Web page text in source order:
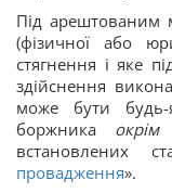
Під арештованим
(фізичної або
стягнення і яке
здійснення
може бути
боржника окрім
встановлених
провадження».